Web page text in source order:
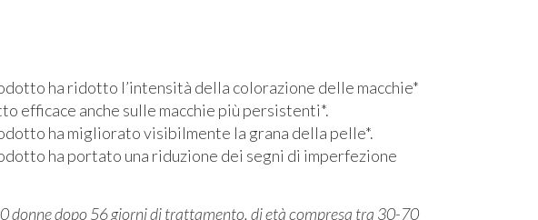
ha ridotto l’intensità della colorazione delle macchie*
efficace anche sulle macchie più persistenti*.
ha migliorato visibilmente la grana della pelle*.
ha portato una riduzione dei segni di imperfezione
donne dopo 56 giorni di trattamento, di età compresa tra 30-70